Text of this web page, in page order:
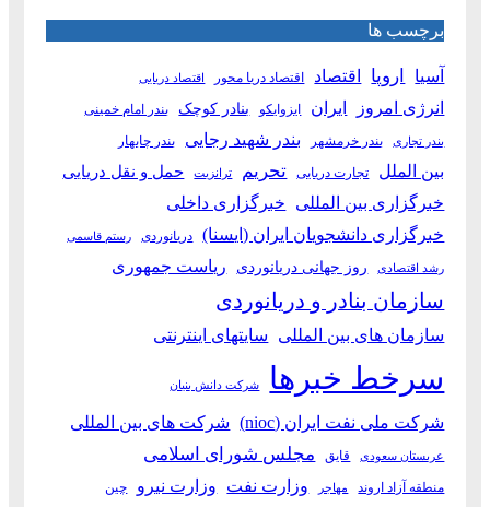
برچسب ها
آسیا اروپا اقتصاد اقتصاد دریا محور اقتصاد دریایی
انرژی امروز ایران ایزوایکو بنادر کوچک بندر امام خمینی
بندر تجاری بندر خرمشهر بندر شهید رجایی بندر چابهار
بین الملل تجارت دریایی تحریم ترانزیت حمل و نقل دریایی
خبرگزاری بین المللی خبرگزاری داخلی
خبرگزاری دانشجویان ایران (ایسنا)
دریانوردی رستم قاسمی
رشد اقتصادی روز جهانی دریانوردی ریاست جمهوری
سازمان بنادر و دریانوردی
سازمان های بین المللی سایتهای اینترنتی
سرخط خبرها شرکت دانش بنیان
شرکت ملی نفت ایران (nioc) شرکت های بین المللی
عربستان سعودی قایق مجلس شورای اسلامی
منطقه آزاد اروند مهاجر وزارت نفت وزارت نیرو چین